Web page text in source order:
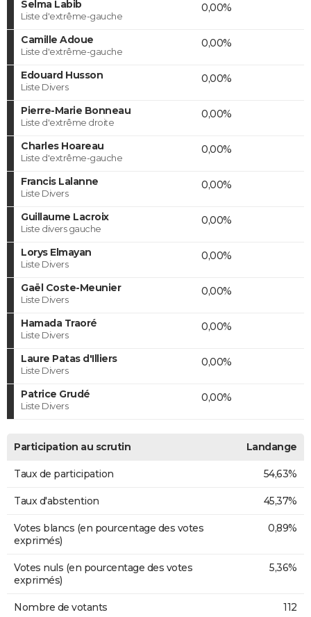
Selma Labib
Liste d'extrême-gauche
0,00%
Camille Adoue
Liste d'extrême-gauche
0,00%
Edouard Husson
Liste Divers
0,00%
Pierre-Marie Bonneau
Liste d'extrême droite
0,00%
Charles Hoareau
Liste d'extrême-gauche
0,00%
Francis Lalanne
Liste Divers
0,00%
Guillaume Lacroix
Liste divers gauche
0,00%
Lorys Elmayan
Liste Divers
0,00%
Gaël Coste-Meunier
Liste Divers
0,00%
Hamada Traoré
Liste Divers
0,00%
Laure Patas d'Illiers
Liste Divers
0,00%
Patrice Grudé
Liste Divers
0,00%
Participation au scrutin Landange
Taux de participation 54,63%
Taux d'abstention 45,37%
Votes blancs (en pourcentage des votes
exprimés)
0,89%
Votes nuls (en pourcentage des votes
exprimés)
5,36%
Nombre de votants 112